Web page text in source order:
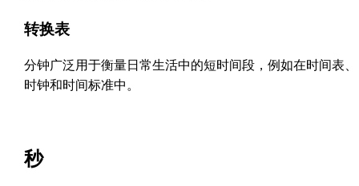
转换表
分钟广泛用于衡量日常生活中的短时间段，例如在时间表、
时钟和时间标准中。
秒